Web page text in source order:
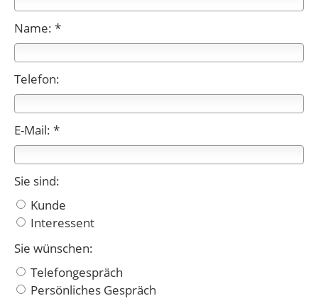
Name: *
Telefon:
E-Mail: *
Sie sind:
Kunde
Interessent
Sie wünschen:
Telefongespräch
Persönliches Gespräch